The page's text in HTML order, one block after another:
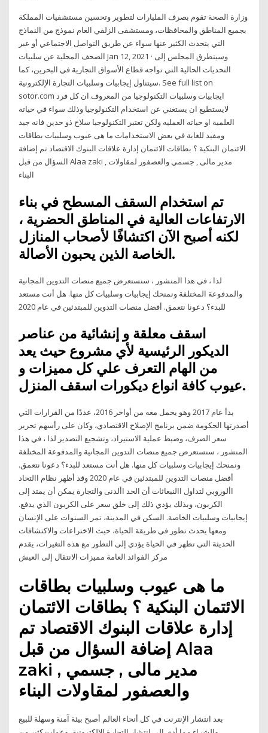
وزارة الصحة تقوم بصرف المليارات لتطوير وتحسين مستشفيات المملكة
بجميع المناطق والمحافظات، ومستشفى الزلفي العام نموذج من النماذج
التي يتحدث الكثير عنها سواء عن طريق التواصل الاجتماعي أو عبر
الصحف المحلية عن سلبيات Jan 12, 2021 · وسيتطرق المجلس إلى
التحديات الحالية التي تواجه قطاع الأسواق التجارية في البحرين، كما
سيتناول إيجابيات وسلبيات التجارة الإلكترونية. See full list on
sotor.com ايجابيات وسلبيات التكنولوجيا من المعروف ان كل فرد
لايستطيع ان يستغني عن استخدام التكنولوجيا وذلك سواء في حياته
العلمية او حياته العمليه ولكن تعتبر التكنولوجيا سلاح ذو حدين فانه جيد
ومفيد للغاية في بعض الاستخدامات ما هى عيوب وسلبيات بطاقات
الائتمان البنكية ؟ بطاقات الائتمان إدارة علاقات البنوك الاقتصاد تم إضافة
السؤال من قبل Alaa zaki , مدير مالى , جسمي والعصفور لمقاولات
البناء
تم استخدام السقف المسطح في بناء
الارتفاعات العالية في المناطق الحضرية ،
لكنه أصبح الآن اكتشافًا لأصحاب المنازل
الخاصة الذين يحبون الأصالة.
لذا ، في هذا المنشور ، سنستعرض جميع منصات التدوين المجانية
والمدفوعة المختلفة ونمنحك إيجابيات وسلبيات كل منها. هل أنت مستعد
للبدء؟ دعونا نتعمق. أفضل منصات التدوين للمبتدئين في عام 2020
اسقف معلقة و إنشائية من عناصر
الديكور الرئيسية لأي مشروع حيث يعد
من الهام التعرف علي كل مميزات و
عيوب كافة انواع ديكورات اسقف المنزل.
بدأ عام 2017 وهو يحمل معه من أواخر 2016، عددًا من القرارات التي
أصدرتها الحكومة ضمن برنامج الإصلاح الاقتصادي، وكان على رأسهم تحرير
سعر الصرف، وضبط عملية الاستيراد، وتشجيع التصدير لذا ، في هذا
المنشور ، سنستعرض جميع منصات التدوين المجانية والمدفوعة المختلفة
ونمنحك إيجابيات وسلبيات كل منها. هل أنت مستعد للبدء؟ دعونا نتعمق.
أفضل منصات التدوين للمبتدئين في عام 2020 وقد أظهر نظام االتحاد
األوروبي لتداول االنبعاثات أن الحد األدنى والتجارة يمكن أن يمتد إلى
الكربون، وبذلك يؤدي ذلك إلى خلق سعر على الكربون الذي يدفع.
إيجابيات وسلبيات الخاصة. السكن في المدينة، تمر السنوات على الإنسان
ومعها يحدث تطور في طريقة الحياة، حيث الاختراعات والاكتشافات
الحديثة التي تظهر في الحياة يؤدي إلى التطور مع هذه التغيرات، يقدم
مركز الفوائد العامة مميزات الانتقال إلى العيش
ما هى عيوب وسلبيات بطاقات
الائتمان البنكية ؟ بطاقات الائتمان
إدارة علاقات البنوك الاقتصاد تم
إضافة السؤال من قبل Alaa
zaki , مدير مالى , جسمي
والعصفور لمقاولات البناء
بعد انتشار الإنترنت في كل أنحاء العالم أصبح بيئة آمنة وسهلة للبيع